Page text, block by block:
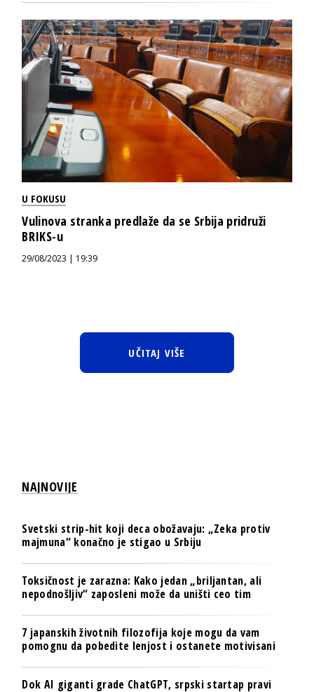
U FOKUSU
Vulinova stranka predlaže da se Srbija pridruži
BRIKS-u
29/08/2023 | 19:39
UČITAJ VIŠE
NAJNOVIJE
Svetski strip-hit koji deca obožavaju: „Zeka protiv
majmuna“ konačno je stigao u Srbiju
Toksičnost je zarazna: Kako jedan „briljantan, ali
nepodnošljiv“ zaposleni može da uništi ceo tim
7 japanskih životnih filozofija koje mogu da vam
pomognu da pobedite lenjost i ostanete motivisani
Dok AI giganti grade ChatGPT, srpski startap pravi